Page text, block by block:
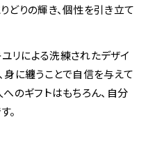
どりの輝き、個性を引き立て
リによる洗練されたデザイ
身に纏うことで自信を与えて
のギフトはもちろん、自分
。